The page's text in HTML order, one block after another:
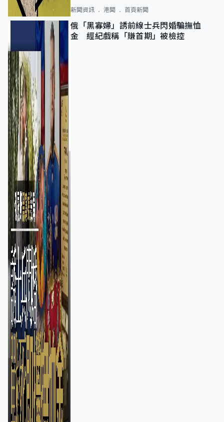
新聞資訊 港聞 首頁新聞
俄「黑寡婦」誘前線士兵閃婚騙撫恤
金 經紀戲稱「賺首期」被檢控